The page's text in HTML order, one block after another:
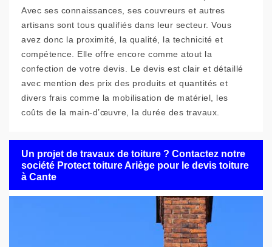
Avec ses connaissances, ses couvreurs et autres
artisans sont tous qualifiés dans leur secteur. Vous
avez donc la proximité, la qualité, la technicité et
compétence. Elle offre encore comme atout la
confection de votre devis. Le devis est clair et détaillé
avec mention des prix des produits et quantités et
divers frais comme la mobilisation de matériel, les
coûts de la main-d’œuvre, la durée des travaux.
Un projet de travaux de toiture ? Contactez notre
société Protect toiture Ariège pour le devis toiture
à Cante